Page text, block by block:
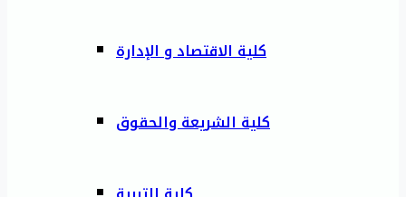
كلية الاقتصاد و الإدارة
كلية الشريعة والحقوق